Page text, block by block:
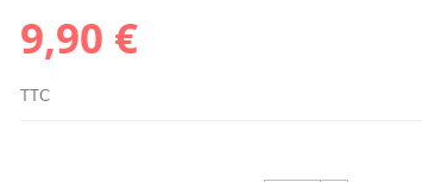
9,90 €
TTC